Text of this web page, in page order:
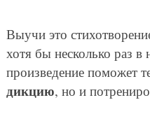
Выучи это
хотя бы несколько раз в
произведение поможет
дикцию, но и